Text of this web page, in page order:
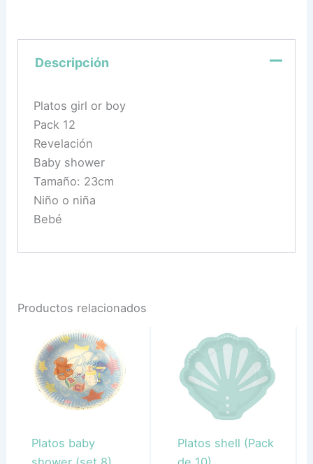
Descripción
Platos girl or boy
Pack 12
Revelación
Baby shower
Tamaño: 23cm
Niño o niña
Bebé
Productos relacionados
Platos baby
Platos shell (Pack